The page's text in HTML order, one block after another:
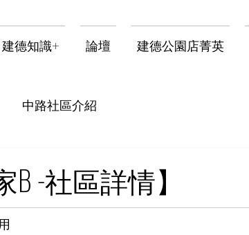
建德知識+ 論壇 建德公園店菁英
中路社區介紹
B -社區詳情】